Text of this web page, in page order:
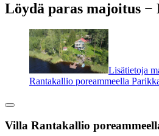
Löydä paras majoitus −
Lisätietoja
Rantakallio poreammeella
Villa Rantakallio